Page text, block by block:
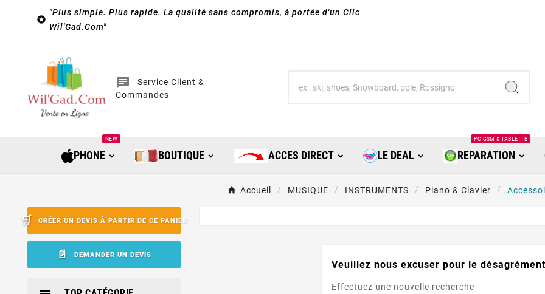

"Plus simple. Plus rapide. La qualité sans compromis, à portée d'un Clic
Wil'Gad.Com"
chat
Service Client &
Commandes
PHONE
NEW
BOUTIQUE ACCES DIRECT LE DEAL REPARATION
PC GSM & TABLETTE
Accueil MUSIQUE INSTRUMENTS Piano & Clavier
CRÉER UN DEVIS À PARTIR DE CE PANIER
DEMANDER UN DEVIS
Veuillez nous excuser pour le
Effectuez une nouvelle recherche